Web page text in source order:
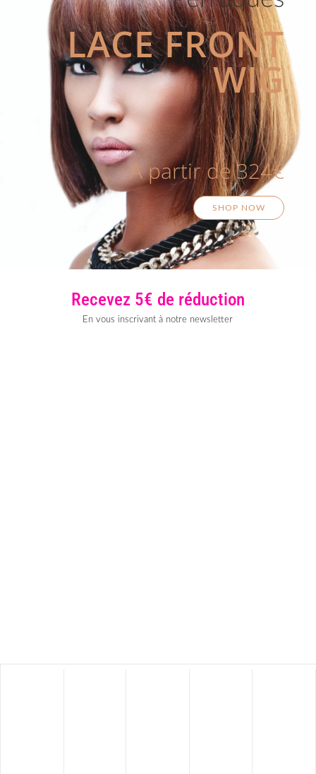
LACE FRONT
WIG
A partir de 324€
SHOP NOW
Recevez 5€ de réduction
En vous inscrivant à notre newsletter